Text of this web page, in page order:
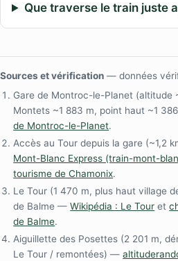
Que traverse le train juste
Sources et vérification — données
Gare de Montroc-le-Planet (altitude
Montets ~1 883 m, point haut ~1
de Montroc-le-Planet.
Accès au Tour depuis la gare (~1,2
Mont-Blanc Express (train-mont-
tourisme de Chamonix.
Le Tour (1 470 m, plus haut village
de Balme —Wikipédia : Le Tour et
de Balme.
Aiguillette des Posettes (2 201 m,
Le Tour / remontées) —